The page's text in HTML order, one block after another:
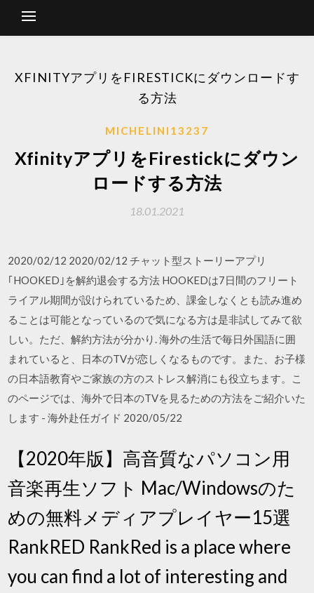
XFINITYアプリをFIRESTICKにダウンロードす
る方法
MICHELINI13237
XfinityアプリをFirestickにダウン
ロードする方法
18.01.2021
2020/02/12 2020/02/12 チャット型ストーリーアプリ
｢HOOKED｣を解約退会する方法 HOOKEDは7日間のフリート
ライアル期間が設けられているため、課金しなくとも読み進め
ることは可能となっているので気になる方は是非試してみて欲
しい。ただ、解約方法が分かり. 海外の生活で毎日外国語に囲
まれていると、日本のTVが恋しくなるものです。また、お子様
の日本語教育やご家族の方のストレス解消にも役立ちます。こ
のページでは、海外で日本のTVを見るための方法をご紹介いた
します - 海外赴任ガイド 2020/05/22
【2020年版】高音質なパソコン用
音楽再生ソフト Mac/Windowsのた
めの無料メディアプレイヤー15選
RankRED RankRed is a place where
you can find a lot of interesting and